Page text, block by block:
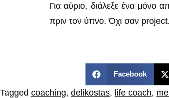
Για αύριο, διάλεξε ένα μόνο
πριν τον ύπνο. Όχι σαν
Facebook
Tagged coaching, delikostas, life coach,